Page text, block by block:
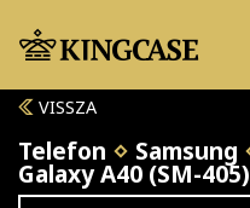
VISSZA
Telefon Samsung
Galaxy A40 (SM-405)